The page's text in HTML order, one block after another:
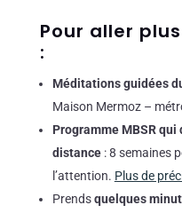
Pour aller
:
Méditations guidées
Maison Mermoz –
Programme MBSR qui
distance : 8 semaines
l’attention. Plus de
Prendsquelques